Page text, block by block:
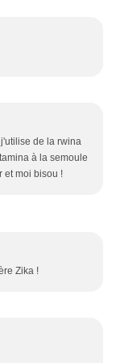
de la rwina
à la semoule
et moi bisou !
Zika !